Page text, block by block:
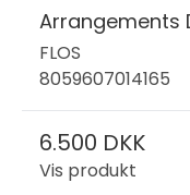
Arrangements
FLOS
8059607014165
6.500 DKK
Vis produkt